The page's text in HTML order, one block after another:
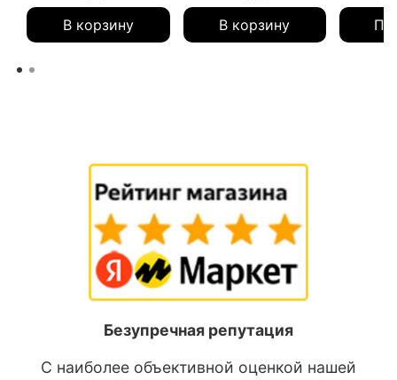
В корзину В корзину
Безупречная репутация
С наиболее объективной оценкой нашей